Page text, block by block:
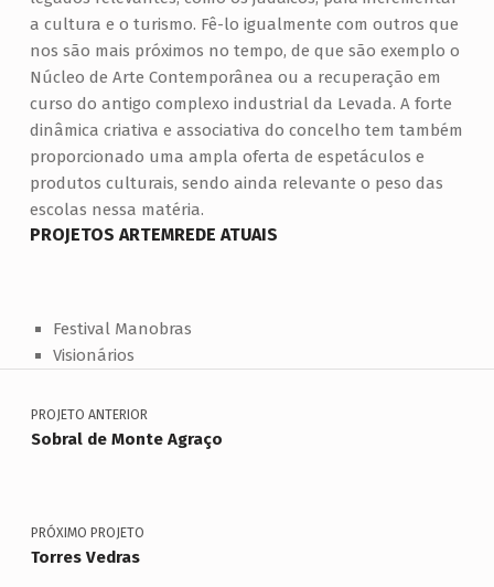
a cultura e o turismo. Fê-lo igualmente com outros que
nos são mais próximos no tempo, de que são exemplo o
Núcleo de Arte Contemporânea ou a recuperação em
curso do antigo complexo industrial da Levada. A forte
dinâmica criativa e associativa do concelho tem também
proporcionado uma ampla oferta de espetáculos e
produtos culturais, sendo ainda relevante o peso das
escolas nessa matéria.
PROJETOS ARTEMREDE ATUAIS
Festival Manobras
Visionários
Voltar à navegação principal
Navegação de artigos
PROJETO ANTERIOR
Sobral de Monte Agraço
PRÓXIMO PROJETO
Torres Vedras